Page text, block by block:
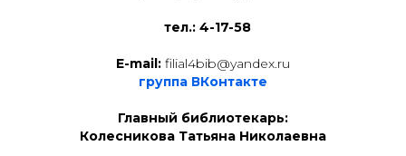
тел.: 4-17-58
E-mail: filial4bib@yandex.ru
группа ВКонтакте
Главный библиотекарь:
Колесникова Татьяна Николаевна